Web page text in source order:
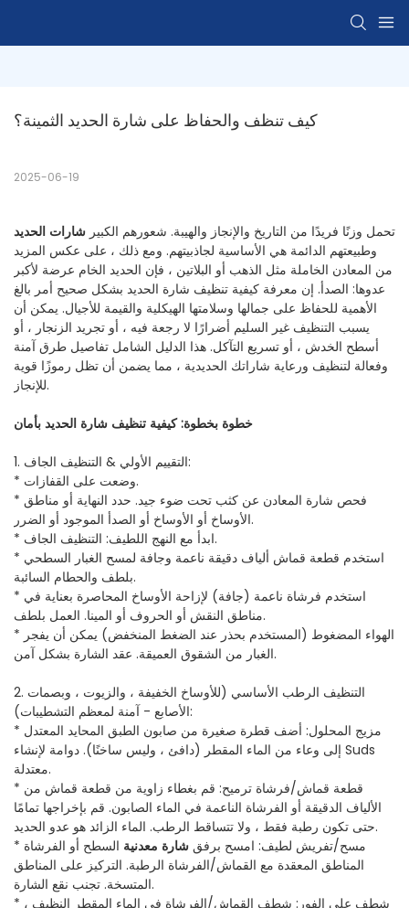
كيف تنظف والحفاظ على شارة الحديد الثمينة؟
2025-06-19
شارات الحديد
وطبيعتهم الدائمة هي الأساسية لجاذبيتهم. ومع ذلك ، على عكس المزيد
من المعادن الخاملة مثل الذهب أو البلاتين ، فإن الحديد الخام عرضة لأكبر
عدوها: الصدأ. إن معرفة كيفية تنظيف شارة الحديد بشكل صحيح أمر بالغ
الأهمية للحفاظ على جمالها وسلامتها الهيكلية والقيمة للأجيال. يمكن أن
يسبب التنظيف غير السليم أضرارًا لا رجعة فيه ، أو تجريد الزنجار ، أو
أسطح الخدش ، أو تسريع التآكل. هذا الدليل الشامل تفاصيل طرق آمنة
وفعالة لتنظيف ورعاية شاراتك الحديدية ، مما يضمن أن تظل رموزًا قوية
للإنجاز.
خطوة بخطوة: كيفية تنظيف شارة الحديد بأمان
1. التقييم الأولي & التنظيف الجاف:
* وضعت على القفازات.
* فحص شارة المعادن عن كثب تحت ضوء جيد. حدد النهاية أو مناطق
الأوساخ أو الأوساخ أو الصدأ الموجود أو الضرر.
* ابدأ مع النهج اللطيف: التنظيف الجاف.
* استخدم قطعة قماش ألياف دقيقة ناعمة وجافة لمسح الغبار السطحي
بلطف والحطام السائبة.
* استخدم فرشاة ناعمة (جافة) لإزاحة الأوساخ المحاصرة بعناية في
مناطق النقش أو الحروف أو المينا. العمل بلطف.
* الهواء المضغوط (المستخدم بحذر عند الضغط المنخفض) يمكن أن يفجر
الغبار من الشقوق العميقة. عقد الشارة بشكل آمن.
2. التنظيف الرطب الأساسي (للأوساخ الخفيفة ، والزيوت ، وبصمات
الأصابع - آمنة لمعظم التشطيبات):
* مزيج المحلول: أضف قطرة صغيرة من صابون الطبق المحايد المعتدل
إلى وعاء من الماء المقطر (دافئ ، وليس ساخنًا). دوامة لإنشاء Suds
معتدلة.
* قطعة قماش/فرشاة ترميح: قم بغطاء زاوية من قطعة قماش من
الألياف الدقيقة أو الفرشاة الناعمة في الماء الصابون. قم بإخراجها تمامًا
حتى تكون رطبة فقط ، ولا تتساقط الرطب. الماء الزائد هو عدو الحديد.
* مسح/تفريش لطيف: امسح برفق شارة معدنية السطح أو الفرشاة
المناطق المعقدة مع القماش/الفرشاة الرطبة. التركيز على المناطق
المتسخة. تجنب نقع الشارة.
* شطف على الفور: شطف القماش/الفرشاة في الماء المقطر النظيف ،